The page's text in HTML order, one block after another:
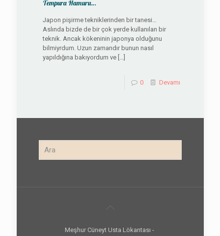
Tempura Hamuru…
Japon pişirme tekniklerinden bir tanesi…
Aslında bizde de bir çok yerde kullanılan bir
teknik. Ancak kökeninin japonya olduğunu
bilmiyrdum. Uzun zamandır bunun nasıl
yapıldığına bakıyordum ve[…]
0 Devamı
Meşhur Cüneyt Usta Lökantası -